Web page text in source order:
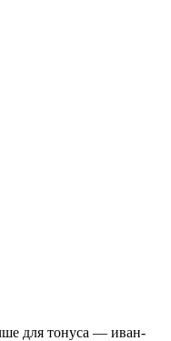
для тонуса — иван-